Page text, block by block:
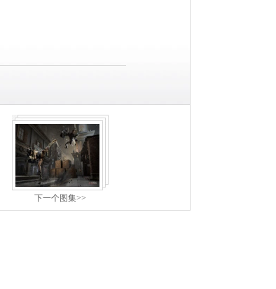
下一个图集>>